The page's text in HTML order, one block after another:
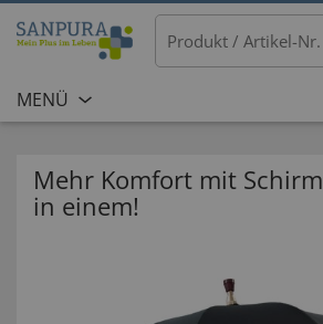
MENÜ
Mehr Komfort mit
in einem!